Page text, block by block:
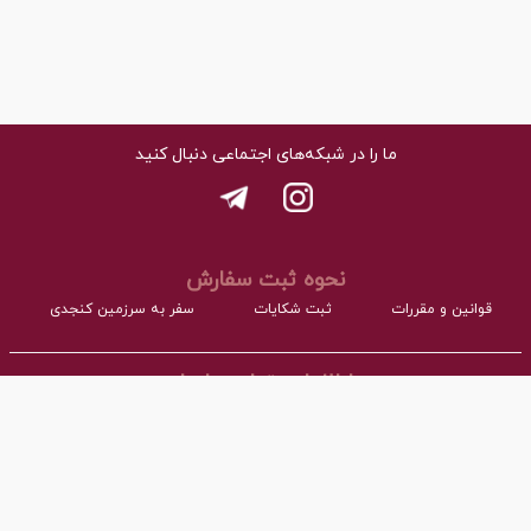
ما را در شبکه‌های اجتماعی دنبال کنید
نحوه ثبت سفارش
قوانین و مقررات ثبت شکایات سفر به سرزمین کنجدی
اطلاعات تماس با ما